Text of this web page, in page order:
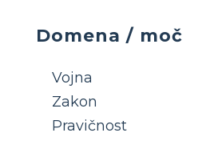
Domena / moč
Vojna
Zakon
Pravičnost